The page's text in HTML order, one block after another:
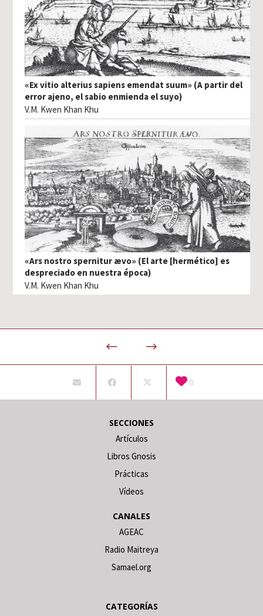
«Ex vitio alterius sapiens emendat suum» (A partir del
error ajeno, el sabio enmienda el suyo)
V.M. Kwen Khan Khu
«Ars nostro spernitur ævo» (El arte [hermético] es
despreciado en nuestra época)
V.M. Kwen Khan Khu
0
SECCIONES
Artículos
Libros Gnosis
Prácticas
Vídeos
CANALES
AGEAC
Radio Maitreya
Samael.org
CATEGORÍAS